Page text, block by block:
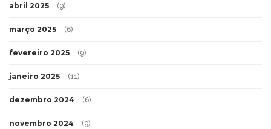
abril 2025 (9)
março 2025 (6)
fevereiro 2025 (9)
janeiro 2025 (11)
dezembro 2024 (6)
novembro 2024 (9)